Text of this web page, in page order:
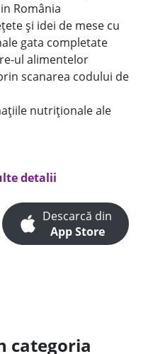
România
și idei de mese cu
gata completate
ul alimentelor
scanarea codului de
nutriționale ale
detalii
Descarcă din
App Store
categoria